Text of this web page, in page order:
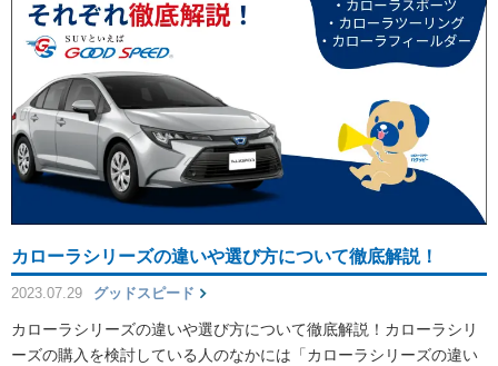
カローラシリーズの違いや選び方について徹底解説！
2023.07.29 グッドスピード
カローラシリーズの違いや選び方について徹底解説！カローラシリ
ーズの購入を検討している人のなかには「カローラシリーズの違い